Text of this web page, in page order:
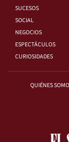
SUCESOS
SOCIAL
NEGOCIOS
ESPECTÁCULOS
CURIOSIDADES
QUIÉNES